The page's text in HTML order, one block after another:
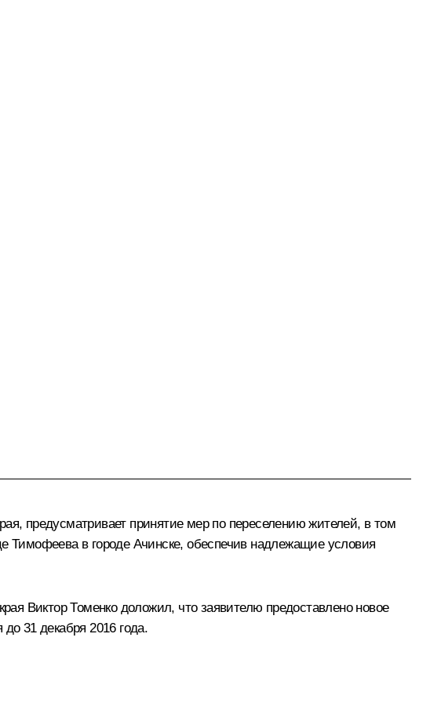
предусматривает принятие мер по переселению жителей, в том
Тимофеева в городе Ачинске, обеспечив надлежащие условия
Виктор Томенко доложил, что заявителю предоставлено новое
31 декабря 2016 года.